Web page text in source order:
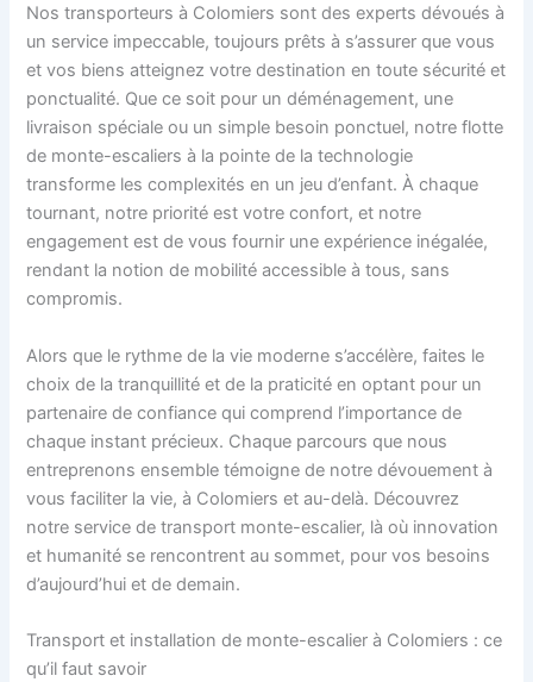
Nos transporteurs à Colomiers sont des experts dévoués à
un service impeccable, toujours prêts à s’assurer que vous
et vos biens atteignez votre destination en toute sécurité et
ponctualité. Que ce soit pour un déménagement, une
livraison spéciale ou un simple besoin ponctuel, notre flotte
de monte-escaliers à la pointe de la technologie
transforme les complexités en un jeu d’enfant. À chaque
tournant, notre priorité est votre confort, et notre
engagement est de vous fournir une expérience inégalée,
rendant la notion de mobilité accessible à tous, sans
compromis.
Alors que le rythme de la vie moderne s’accélère, faites le
choix de la tranquillité et de la praticité en optant pour un
partenaire de confiance qui comprend l’importance de
chaque instant précieux. Chaque parcours que nous
entreprenons ensemble témoigne de notre dévouement à
vous faciliter la vie, à Colomiers et au-delà. Découvrez
notre service de transport monte-escalier, là où innovation
et humanité se rencontrent au sommet, pour vos besoins
d’aujourd’hui et de demain.
Transport et installation de monte-escalier à Colomiers : ce
qu’il faut savoir